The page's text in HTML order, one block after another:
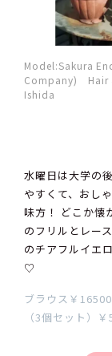
Model:Sakura
Company) Hair
Ishida
水曜日は大学の
やすくて、おし
味方！ どこか懐
のフリルとレー
のチアフルイエ
♡
ブラウス￥
（3個セット）